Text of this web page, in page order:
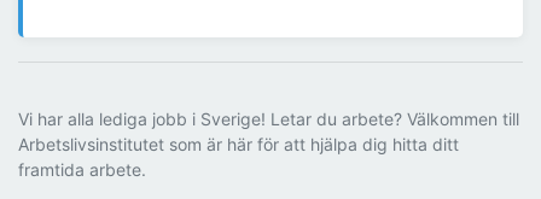
Vi har alla lediga jobb i Sverige! Letar du arbete? Välkommen till
Arbetslivsinstitutet som är här för att hjälpa dig hitta ditt
framtida arbete.